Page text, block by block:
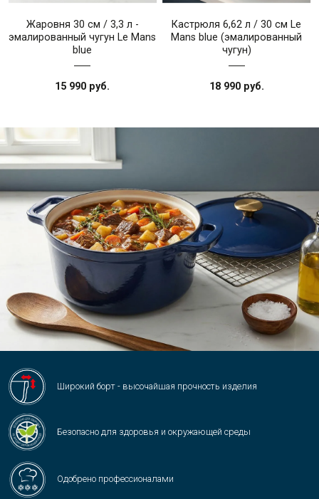
Жаровня 30 см / 3,3 л -
эмалированный чугун Le Mans
blue
15 990 руб.
Кастрюля 6,62 л / 30 см Le
Mans blue (эмалированный
чугун)
18 990 руб.
Широкий борт - высочайшая прочность изделия
Безопасно для здоровья и окружающей среды
Одобрено профессионалами